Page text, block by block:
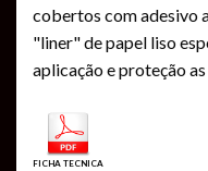
cobertos com adesivo
"liner" de papel liso
aplicação e proteção
FICHA TECNICA